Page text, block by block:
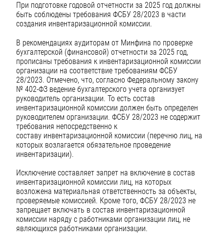
При подготовке годовой отчетности за 2025 год должны
быть соблюдены требования ФСБУ 28/2023 в части
создания инвентаризационной комиссии.
В рекомендациях аудиторам от Минфина по проверке
бухгалтерской (финансовой) отчетности за 2025 год,
прописаны требования к инвентаризационной комиссии
организации на соответствие требованиям ФСБУ
28/2023. Отмечено, что, согласно Федеральному закону
№ 402-ФЗ ведение бухгалтерского учета организует
руководитель организации. То есть состав
инвентаризационной комиссии должен быть определен
руководителем организации. ФСБУ 28/2023 не содержит
требования непосредственно к
составу инвентаризационной комиссии (перечню лиц, на
которых возлагается обязательное проведение
инвентаризации).
Исключение составляет запрет на включение в состав
инвентаризационной комиссии лиц, на которых
возложена материальная ответственность за объекты,
проверяемые комиссией. Кроме того, ФСБУ 28/2023 не
запрещает включать в состав инвентаризационной
комиссии наряду с работниками организации лиц, не
являющихся работниками организации.